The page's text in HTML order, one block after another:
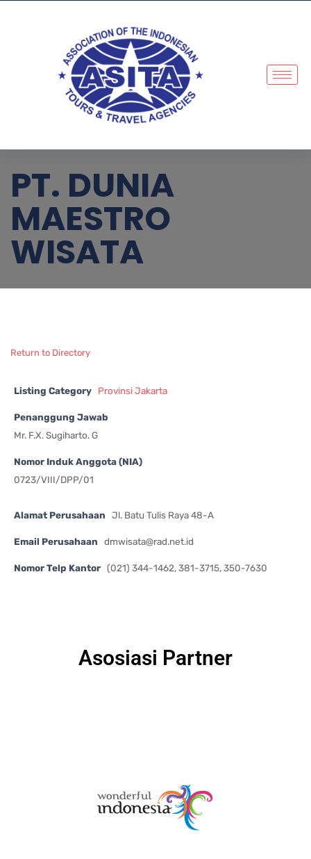
PT. DUNIA
MAESTRO
WISATA
Return to Directory
Listing Category Provinsi Jakarta
Penanggung Jawab
Mr. F.X. Sugiharto. G
Nomor Induk Anggota (NIA)
0723/VIII/DPP/01
Alamat Perusahaan Jl. Batu Tulis Raya 48-A
Email Perusahaan dmwisata@rad.net.id
Nomor Telp Kantor (021) 344-1462, 381-3715, 350-7630
Asosiasi Partner